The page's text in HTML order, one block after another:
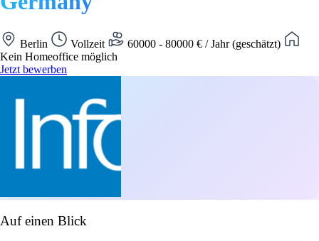
Berlin Vollzeit
60000 - 80000 € / Jahr (geschätzt)
Kein Homeoffice möglich
Jetzt bewerben
Auf einen Blick